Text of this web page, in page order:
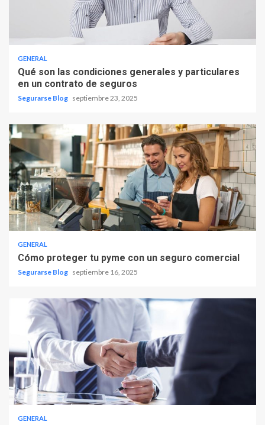
GENERAL
Qué son las condiciones generales y particulares
en un contrato de seguros
Segurarse Blog septiembre 23, 2025
GENERAL
Cómo proteger tu pyme con un seguro comercial
Segurarse Blog septiembre 16, 2025
GENERAL